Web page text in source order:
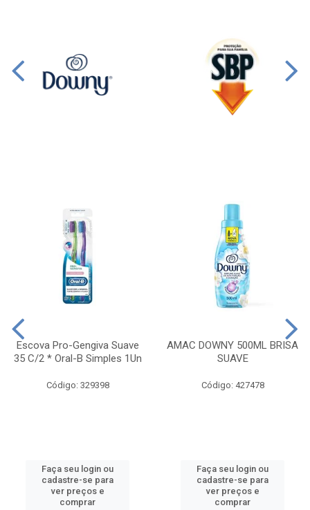
Escova Pro-Gengiva Suave
35 C/2 * Oral-B Simples 1Un
Código: 329398
Faça seu login ou
cadastre-se para
ver preços e
comprar
AMAC DOWNY 500ML BRISA
SUAVE
Código: 427478
Faça seu login ou
cadastre-se para
ver preços e
comprar